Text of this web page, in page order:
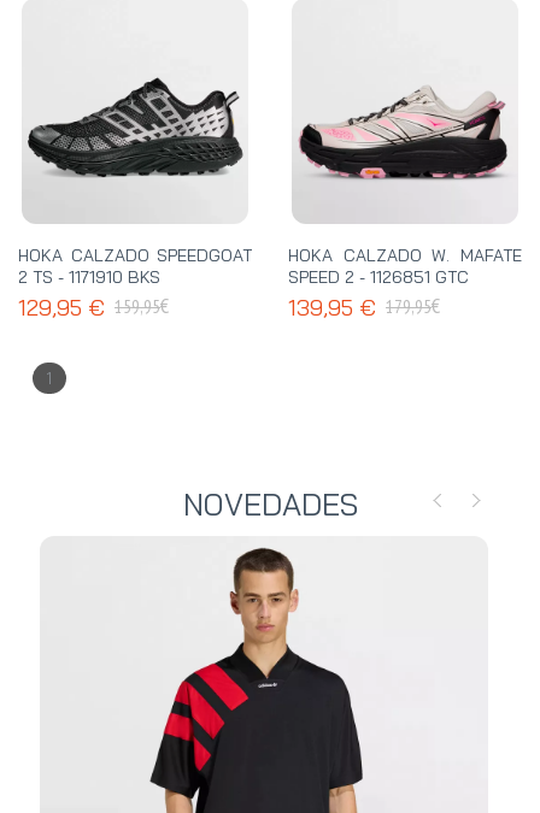
HOKA CALZADO SPEEDGOAT
2 TS - 1171910 BKS
129,95 € 159,95€
HOKA CALZADO W. MAFATE
SPEED 2 - 1126851 GTC
139,95 € 179,95€
1
NOVEDADES